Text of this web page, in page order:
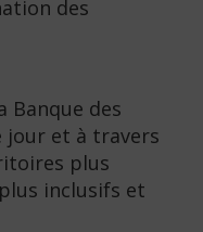
des
Banque des
jour et à travers
plus
inclusifs et